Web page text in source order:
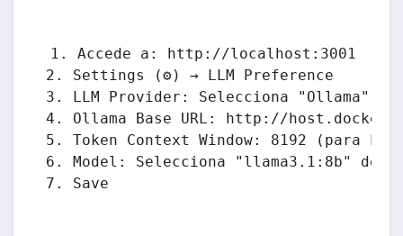
1. Accede a: http://localhost:3001
2. Settings (⚙️) → LLM Preference
3. LLM Provider: Selecciona "Ollama"
4. Ollama Base URL: http://
5. Token Context Window: 8192 (para
6. Model: Selecciona "llama3.1:8b" del